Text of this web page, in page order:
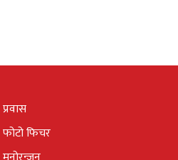
प्रवास
फोटो फिचर